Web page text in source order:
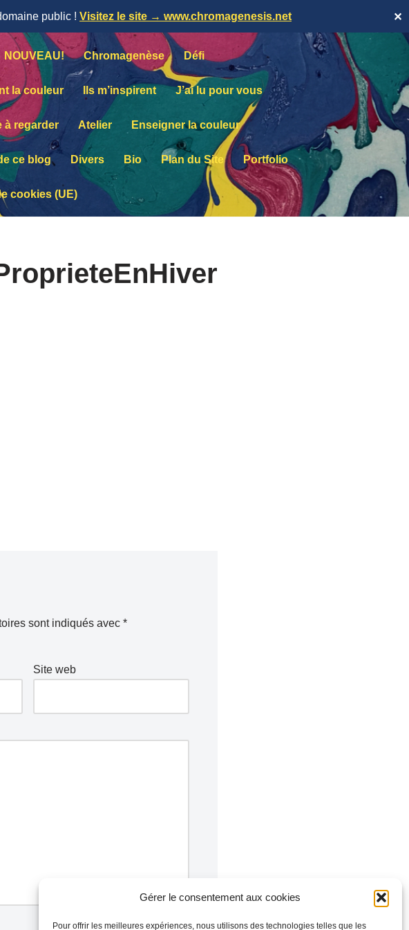
Gérer le consentement aux cookies
Pour offrir les meilleures expériences, nous utilisons des technologies telles que les
public ! Visitez le site → www.chromagenesis.net ✕
NOUVEAU! Chromagenèse Défi
la couleur Ils m’inspirent J’ai lu pour vous
à regarder Atelier Enseigner la couleur
ce blog Divers Bio Plan du Site Portfolio
cookies (UE)
sont indiqués avec *
Site web